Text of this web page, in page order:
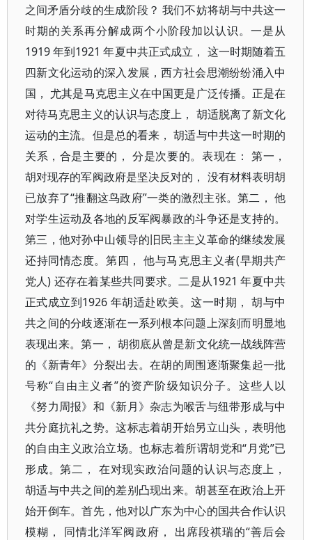
之间矛盾分歧的生成阶段？ 我们不妨将胡与中共这一
时期的关系再分解成两个小阶段加以认识。一是从
1919 年到1921 年夏中共正式成立， 这一时期随着五
四新文化运动的深入发展，西方社会思潮纷纷涌入中
国， 尤其是马克思主义在中国更是广泛传播。正是在
对待马克思主义的认识与态度上， 胡适脱离了新文化
运动的主流。但是总的看来， 胡适与中共这一时期的
关系，合是主要的， 分是次要的。表现在： 第一，
胡对现存的军阀政府是坚决反对的， 没有材料表明胡
已放弃了“推翻这鸟政府”一类的激烈主张。第二， 他
对学生运动及各地的反军阀暴政的斗争还是支持的。
第三，他对孙中山领导的旧民主主义革命的继续发展
还持同情态度。第四， 他与马克思主义者(早期共产
党人) 还存在着某些共同要求。二是从1921 年夏中共
正式成立到1926 年胡适赴欧美。这一时期， 胡与中
共之间的分歧逐渐在一系列根本问题上深刻而明显地
表现出来。第一， 胡彻底从曾是新文化统一战线阵营
的《新青年》分裂出去。在胡的周围逐渐聚集起一批
号称“自由主义者”的资产阶级知识分子。这些人以
《努力周报》和《新月》杂志为喉舌与纽带形成与中
共分庭抗礼之势。这标志着胡开始另立山头，表明他
的自由主义政治立场。也标志着所谓胡党和“月党”已
形成。第二， 在对现实政治问题的认识与态度上，
胡适与中共之间的差别凸现出来。胡甚至在政治上开
始开倒车。首先，他对以广东为中心的国共合作认识
模糊， 同情北洋军阀政府， 出席段祺瑞的“善后会